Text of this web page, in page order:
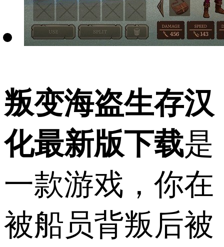
叛变海盗生存汉
化最新版下载是
一款游戏，你在
被船员背叛后被